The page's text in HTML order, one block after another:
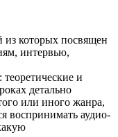
из которых посвящен
интервью,
и
детально
или иного жанра,
воспринимать аудио-